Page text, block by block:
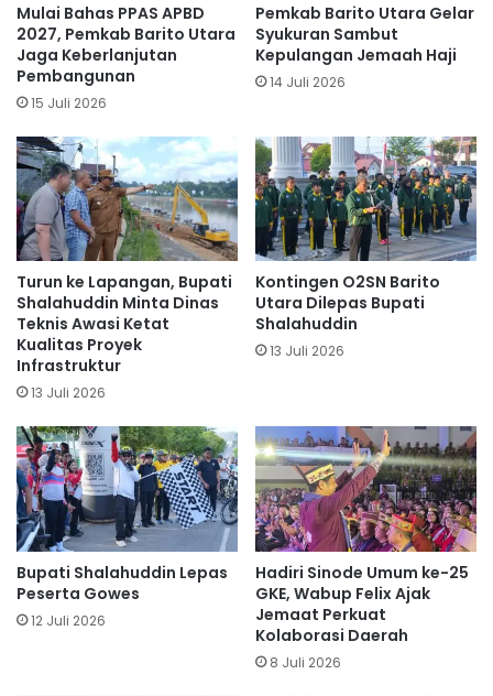
Mulai Bahas PPAS APBD
2027, Pemkab Barito Utara
Jaga Keberlanjutan
Pembangunan
15 Juli 2026
Pemkab Barito Utara Gelar
Syukuran Sambut
Kepulangan Jemaah Haji
14 Juli 2026
Turun ke Lapangan, Bupati
Shalahuddin Minta Dinas
Teknis Awasi Ketat
Kualitas Proyek
Infrastruktur
13 Juli 2026
Kontingen O2SN Barito
Utara Dilepas Bupati
Shalahuddin
13 Juli 2026
Bupati Shalahuddin Lepas
Peserta Gowes
12 Juli 2026
Hadiri Sinode Umum ke-25
GKE, Wabup Felix Ajak
Jemaat Perkuat
Kolaborasi Daerah
8 Juli 2026